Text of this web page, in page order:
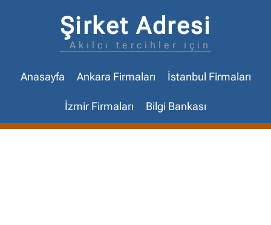
Şirket Adresi
Akılcı tercihler için
Anasayfa Ankara Firmaları İstanbul Firmaları
İzmir Firmaları Bilgi Bankası